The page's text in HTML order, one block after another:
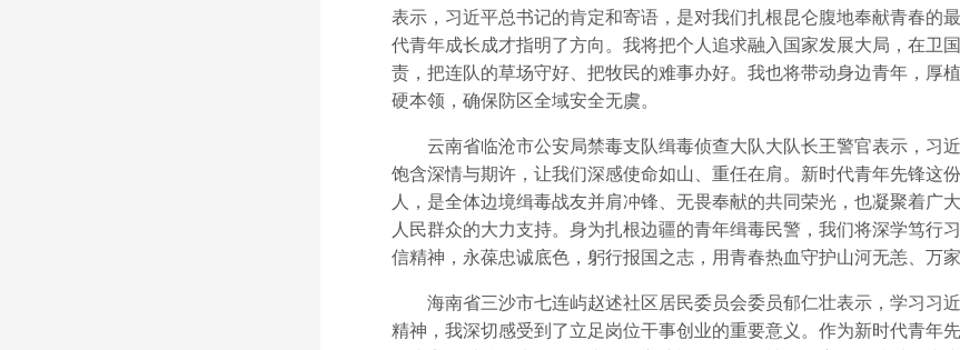
表示，习近平总书记的肯定和寄语，是对我们扎根昆仑腹地奉献青春的
代青年成长成才指明了方向。我将把个人追求融入国家发展大局，在卫
责，把连队的草场守好、把牧民的难事办好。我也将带动身边青年，厚
硬本领，确保防区全域安全无虞。
云南省临沧市公安局禁毒支队缉毒侦查大队大队长王警官表示，习
饱含深情与期许，让我们深感使命如山、重任在肩。新时代青年先锋这
人，是全体边境缉毒战友并肩冲锋、无畏奉献的共同荣光，也凝聚着广
人民群众的大力支持。身为扎根边疆的青年缉毒民警，我们将深学笃行
信精神，永葆忠诚底色，躬行报国之志，用青春热血守护山河无恙、万家
海南省三沙市七连屿赵述社区居民委员会委员郁仁壮表示，学习习
精神，我深切感受到了立足岗位干事创业的重要意义。作为新时代青年